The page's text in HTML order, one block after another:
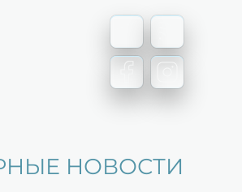
НОВОСТИ